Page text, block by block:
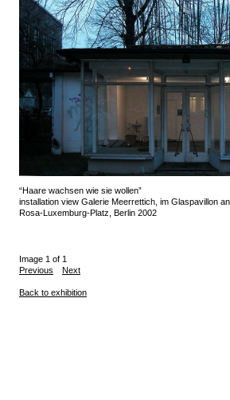
“Haare wachsen wie sie wollen”
installation view Galerie Meerrettich, im Glaspavillon
Rosa-Luxemburg-Platz, Berlin 2002
Image 1 of 1
Previous
Next
Back to exhibition